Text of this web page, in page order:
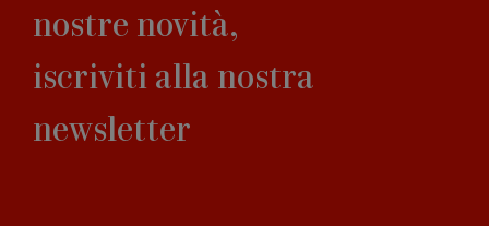
nostre novità,
iscriviti alla nostra
newsletter